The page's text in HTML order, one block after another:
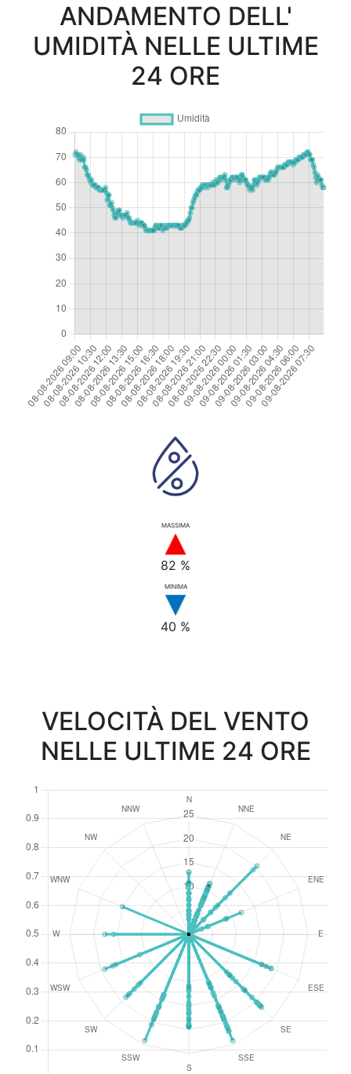
ANDAMENTO DELL'
UMIDITÀ NELLE ULTIME
24 ORE
MASSIMA
82 %
MINIMA
40 %
VELOCITÀ DEL VENTO
NELLE ULTIME 24 ORE